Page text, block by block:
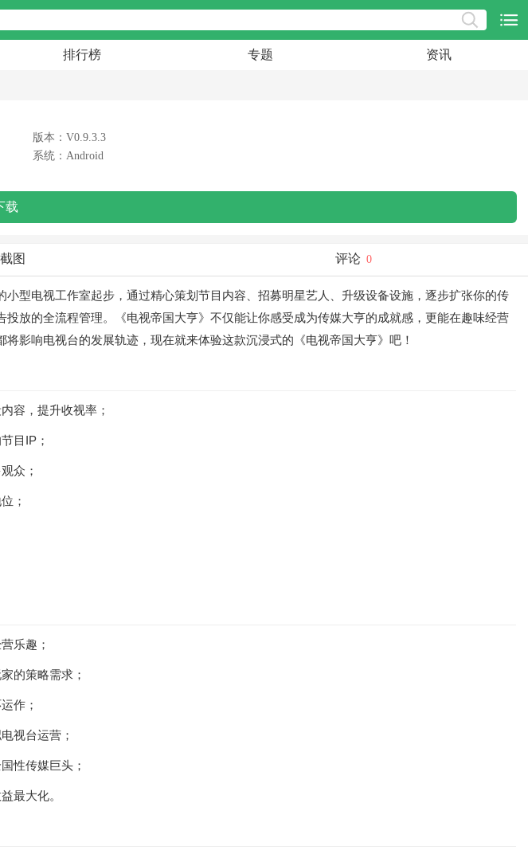
排行榜 专题 资讯
版本：V0.9.3.3
系统：Android
载
图 评论 0
型电视工作室起步，通过精心策划节目内容、招募明星艺人、升级设备设施，逐步扩张你的传
放的全流程管理。《电视帝国大亨》不仅能让你感受成为传媒大亨的成就感，更能在趣味经营
影响电视台的发展轨迹，现在就来体验这款沉浸式的《电视帝国大亨》吧！
容，提升收视率；
目IP；
众；
；
乐趣；
的策略需求；
作；
视台运营；
性传媒巨头；
最大化。